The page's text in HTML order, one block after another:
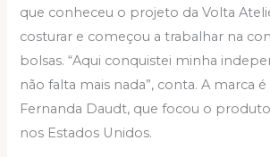
que conheceu o projeto da Volta
costurar e começou a trabalhar na
bolsas. “Aqui conquistei minha
não falta mais nada”, conta. A marca
Fernanda Daudt, que focou o
nos Estados Unidos.